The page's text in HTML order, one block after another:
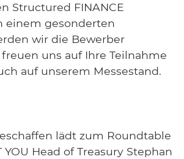
Structured FINANCE
einem gesonderten
wir die Bewerber
uns auf Ihre Teilnahme
auf unserem Messestand.
lädt zum Roundtable
Head of Treasury Stephan